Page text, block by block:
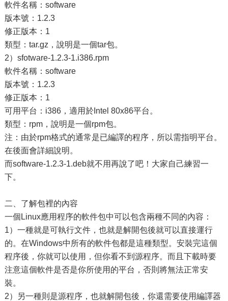
軟件名稱：software
版本號：1.2.3
修正版本：1
類型：tar.gz，說明是一個tar包。
2）sfotware-1.2.3-1.i386.rpm
軟件名稱：software
版本號：1.2.3
修正版本：1
可用平台：i386，適用於Intel 80x86平台。
類型：rpm，說明是一個rpm包。
注：由於rpm格式的通常是已編譯的程序，所以需指明平台。
在後面會詳細說明。
而software-1.2.3-1.deb就不用再說了吧！大家自己練習一
下。
二、了解包裡的內容
一個Linux應用程序的軟件包中可以包含兩種不同的內容：
1）一種就是可執行文件，也就是解開包後就可以直接運行
的。在Windows中所有的軟件包都是這種類型。安裝完這個
程序後，你就可以使用，但你看不到源程序。而且下載時要
注意這個軟件是否是你所使用的平台，否則將無法正常安
裝。
2）另一種則是源程序，也就解開包後，你還需要使用編譯器